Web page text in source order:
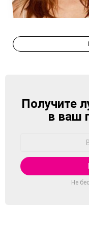
Получите
в ваш
Не